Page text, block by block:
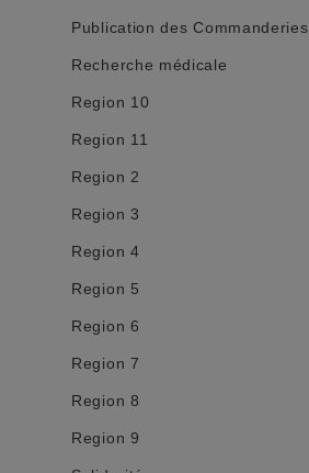
Publication des Commanderies
Recherche médicale
Region 10
Region 11
Region 2
Region 3
Region 4
Region 5
Region 6
Region 7
Region 8
Region 9